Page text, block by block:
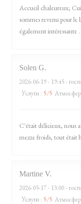
Accueil chaleureux;
sommes revenu pour
également
Solen G
2026-06-19- 19:45 -
Услуги : 5/5
C'était délicieux, nous
mezze froids, tout était
Martine V
2026-05-17- 13:00 -
Услуги : 5/5